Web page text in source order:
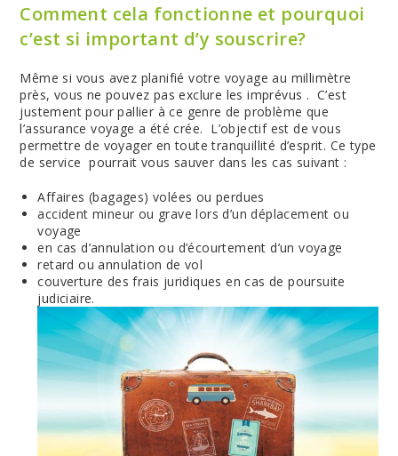
Comment cela fonctionne et pourquoi
c’est si important d’y souscrire?
Même si vous avez planifié votre voyage au millimètre
près, vous ne pouvez pas exclure les imprévus . C’est
justement pour pallier à ce genre de problème que
l’assurance voyage a été crée. L’objectif est de vous
permettre de voyager en toute tranquillité d’esprit. Ce type
de service pourrait vous sauver dans les cas suivant :
Affaires (bagages) volées ou perdues
accident mineur ou grave lors d’un déplacement ou
voyage
en cas d’annulation ou d’écourtement d’un voyage
retard ou annulation de vol
couverture des frais juridiques en cas de poursuite
judiciaire.